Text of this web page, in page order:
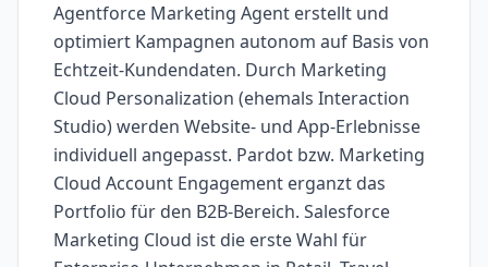
Agentforce Marketing Agent erstellt und
optimiert Kampagnen autonom auf Basis von
Echtzeit-Kundendaten. Durch Marketing
Cloud Personalization (ehemals Interaction
Studio) werden Website- und App-Erlebnisse
individuell angepasst. Pardot bzw. Marketing
Cloud Account Engagement erganzt das
Portfolio für den B2B-Bereich. Salesforce
Marketing Cloud ist die erste Wahl für